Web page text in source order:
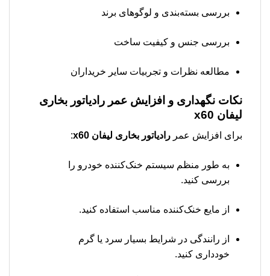
بررسی بسته‌بندی و لوگوهای برند
بررسی جنس و کیفیت ساخت
مطالعه نظرات و تجربیات سایر خریداران
نکات نگهداری و افزایش عمر رادیاتور بخاری
لیفان x60
برای افزایش عمر رادیاتور بخاری لیفان x60 :
به طور منظم سیستم خنک‌کننده خودرو را
بررسی کنید.
از مایع خنک‌کننده مناسب استفاده کنید.
از رانندگی در شرایط بسیار سرد یا گرم
خودداری کنید.